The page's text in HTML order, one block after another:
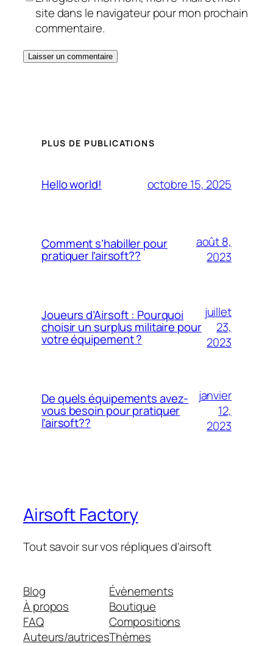
site dans le navigateur pour mon prochain
commentaire.
PLUS DE PUBLICATIONS
Hello world! octobre 15, 2025
Comment s’habiller pour
pratiquer l’airsoft??
août 8,
2023
Joueurs d’Airsoft : Pourquoi
choisir un surplus militaire pour
votre équipement ?
juillet
23,
2023
De quels équipements avez-
vous besoin pour pratiquer
l’airsoft??
janvier
12,
2023
Airsoft Factory
Tout savoir sur vos répliques d'airsoft
Blog
À propos
FAQ
Auteurs/autrices
Évènements
Boutique
Compositions
Thèmes